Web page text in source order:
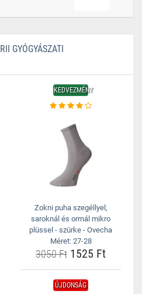
GYÓGYÁSZATI
KEDVEZMÉNY
Zokni puha szegéllyel,
saroknál és orrnál mikro
plüssel - szürke - Ovecha
Méret: 27-28
3050 Ft 1525 Ft
ÚJDONSÁG